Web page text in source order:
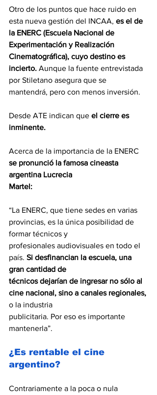
Otro de los puntos que hace ruido en
esta nueva gestión del INCAA, es el de
la ENERC (Escuela Nacional de
Experimentación y Realización
Cinematográfica), cuyo destino es
incierto. Aunque la fuente entrevistada
por Stiletano asegura que se
mantendrá, pero con menos inversión.
Desde ATE indican que el cierre es
inminente.
Acerca de la importancia de la ENERC
se pronunció la famosa cineasta
argentina Lucrecia
Martel:
“La ENERC, que tiene sedes en varias
provincias, es la única posibilidad de
formar técnicos y
profesionales audiovisuales en todo el
país. Si desfinancian la escuela, una
gran cantidad de
técnicos dejarían de ingresar no sólo al
cine nacional, sino a canales regionales,
o la industria
publicitaria. Por eso es importante
mantenerla”.
¿Es rentable el cine
argentino?
Contrariamente a la poca o nula